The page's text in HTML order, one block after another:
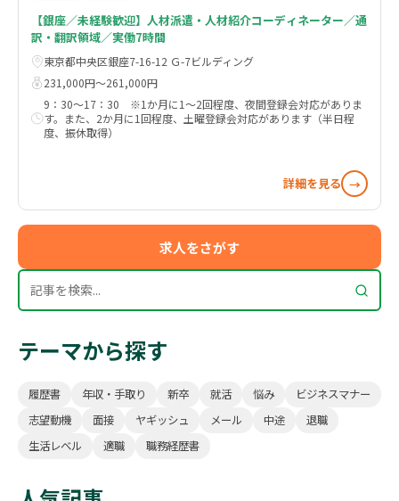
【銀座／未経験歓迎】人材派遣・人材紹介コーディネーター／通
訳・翻訳領域／実働7時間
東京都中央区銀座7-16-12 Ｇ-7ビルディング
231,000円〜261,000円
9：30～17：30 ※1か月に1～2回程度、夜間登録会対応がありま
す。また、2か月に1回程度、土曜登録会対応があります（半日程
度、振休取得）
詳細を見る →
求人をさがす
テーマから探す
履歴書 年収・手取り 新卒 就活 悩み
ビジネスマナー
志望動機
面接 ヤギッシュ メール 中途
退職
生活レベル
適職 職務経歴書